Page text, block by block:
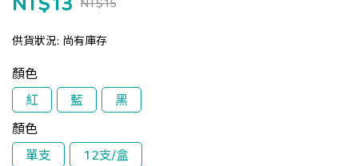
NT$15
供貨狀況: 尚有庫存
顏色
紅
藍
黑
顏色
單支
12支/盒